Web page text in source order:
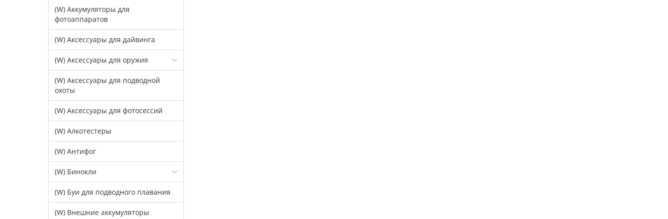
(W) Аккумуляторы для
фотоаппаратов
(W) Аксессуары для дайвинга
(W) Аксессуары для оружия
(W) Аксессуары для подводной
охоты
(W) Аксессуары для фотосессий
(W) Алкотестеры
(W) Антифог
(W) Бинокли
(W) Буи для подводного плавания
(W) Внешние аккумуляторы